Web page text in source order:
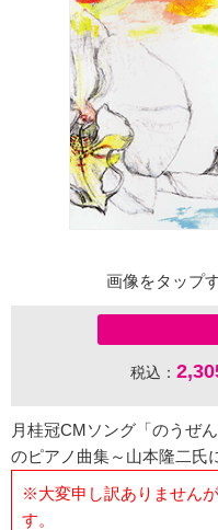
画像をタップ
税込：
月桂冠CMソング「のうぜ
のピアノ曲集～山本隆二氏
※大変申し訳ありません
す。